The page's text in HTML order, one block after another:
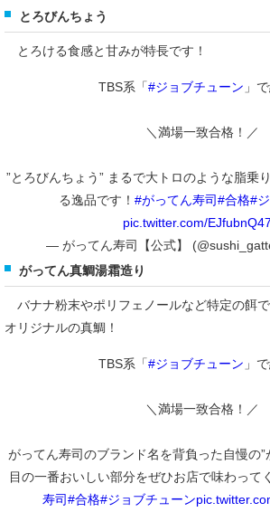
とろびんちょう
とろける食感と甘みが特長です！
TBS系「#ジョブチューン 」
＼満場一致合格！／
”とろびんちょう” まるで大トロのような脂乗
る逸品です！ #がってん寿司#合格#
pic.twitter.com/
— がってん寿司【公式】
がってん真鯛湯霜造り
バナナ粉末やポリフェノールなど特定の餌
オリジナルの真鯛！
TBS系「#ジョブチューン 」
＼満場一致合格！／
がってん寿司のブランド名を背負った自慢の”
目の一番おいしい部分をぜひお店で味わって
寿司#合格#ジョブチューン